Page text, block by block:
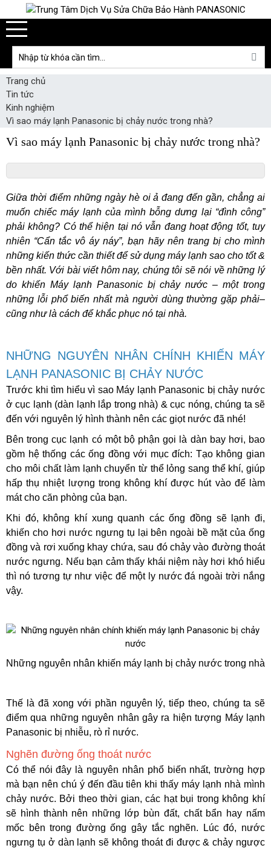
Trang chủ
Tin tức
Kinh nghiệm
Vì sao máy lạnh Panasonic bị chảy nước trong nhà?
Vì sao máy lạnh Panasonic bị chảy nước trong nhà?
Giữa thời điểm những ngày hè oi ả đang đến gần, chẳng ai
muốn chiếc máy lạnh của mình bỗng dưng lại “đình công”
phải không? Có thể hiện tại nó vẫn đang hoạt động tốt, tuy
nhiên “Cẩn tắc vô áy náy”, bạn hãy nên trang bị cho mình
những kiến thức cần thiết để sử dụng máy lạnh sao cho tốt &
bền nhất. Với bài viết hôm nay, chúng tôi sẽ nói về những lý
do khiến Máy lạnh Panasonic bị chảy nước – một trong
những lỗi phổ biến nhất mà người dùng thường gặp phải–
cũng như là cách để khắc phục nó tại nhà.
NHỮNG NGUYÊN NHÂN CHÍNH KHIẾN MÁY
LẠNH PANASONIC BỊ CHẢY NƯỚC
Trước khi tìm hiểu vì sao Máy lạnh Panasonic bị chảy nước
ở cục lạnh (dàn lạnh lắp trong nhà) & cục nóng, chúng ta sẽ
đến với nguyên lý hình thành nên các giọt nước đã nhé!
Bên trong cục lạnh có một bộ phận gọi là dàn bay hơi, bao
gồm hệ thống các ống đồng với mục đích: Tạo không gian
cho môi chất làm lạnh chuyển từ thể lỏng sang thể khí, giúp
hấp thụ nhiệt lượng trong không khí được hút vào để làm
mát cho căn phòng của bạn.
Khi đó, không khí xung quanh các ống đồng sẽ lạnh đi,
khiến cho hơi nước ngưng tụ lại bên ngoài bề mặt của ống
đồng và rơi xuống khay chứa, sau đó chảy vào đường thoát
nước ngưng. Nếu bạn cảm thấy khái niệm này hơi khó hiểu
thì nó tương tự như việc để một ly nước đá ngoài trời nắng
vậy.
Những nguyên nhân khiến máy lạnh bị chảy nước trong nhà
Thế là đã xong với phần nguyên lý, tiếp theo, chúng ta sẽ
điểm qua những nguyên nhân gây ra hiện tượng Máy lạnh
Panasonic bị nhiễu, rò rỉ nước.
Nghẽn đường ống thoát nước
Có thể nói đây là nguyên nhân phổ biến nhất, trường hợp
mà bạn nên chú ý đến đầu tiên khi thấy máy lạnh nhà mình
chảy nước. Bởi theo thời gian, các hạt bụi trong không khí
sẽ hình thành nên những lớp bùn đất, chất bẩn hay nấm
mốc bên trong đường ống gây tắc nghẽn. Lúc đó, nước
ngưng tụ ở dàn lạnh sẽ không thoát đi được & chảy ngược